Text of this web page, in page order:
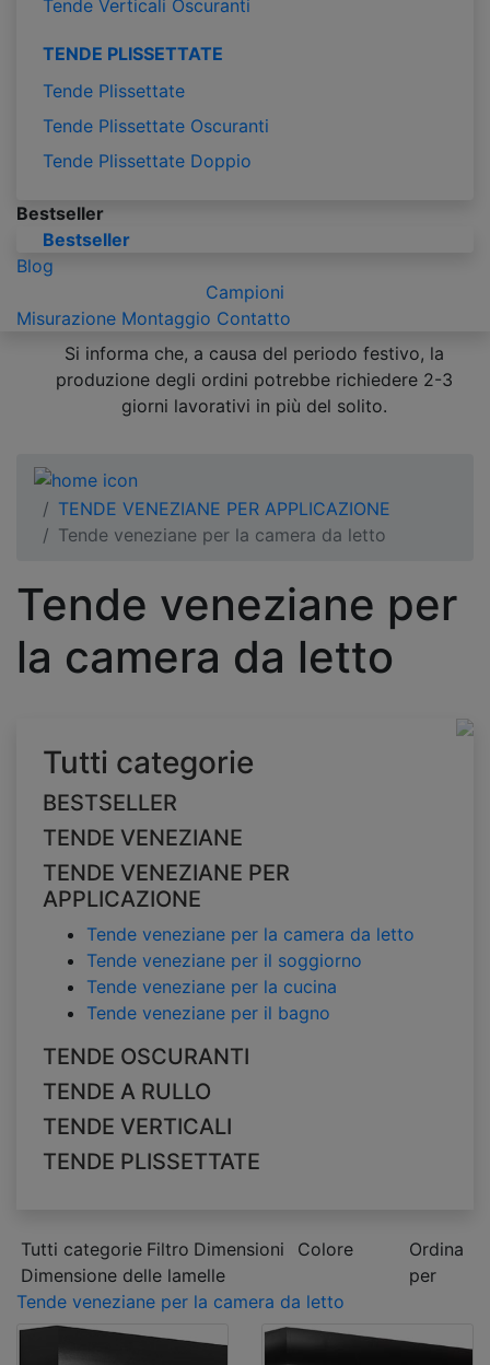
Tende Verticali Oscuranti
TENDE PLISSETTATE
Tende Plissettate
Tende Plissettate Oscuranti
Tende Plissettate Doppio
Bestseller
Bestseller
Blog
Campioni
Misurazione Montaggio Contatto
Si informa che, a causa del periodo festivo, la
produzione degli ordini potrebbe richiedere 2-3
giorni lavorativi in più del solito.
TENDE VENEZIANE PER APPLICAZIONE
Tende veneziane per la camera da letto
Tende veneziane per
la camera da letto
Tutti categorie
BESTSELLER
TENDE VENEZIANE
TENDE VENEZIANE PER
APPLICAZIONE
Tende veneziane per la camera da letto
Tende veneziane per il soggiorno
Tende veneziane per la cucina
Tende veneziane per il bagno
TENDE OSCURANTI
TENDE A RULLO
TENDE VERTICALI
TENDE PLISSETTATE
Tutti categorie Filtro Dimensioni
Colore
Dimensione delle lamelle
Ordina
per
Tende veneziane per la camera da letto